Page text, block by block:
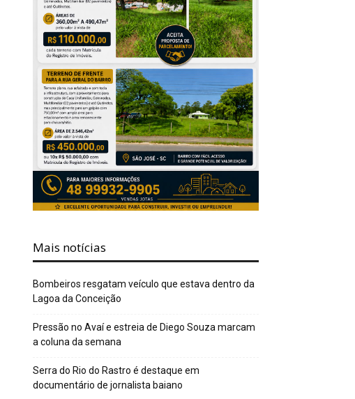
Mais notícias
Bombeiros resgatam veículo que estava dentro da
Lagoa da Conceição
Pressão no Avaí e estreia de Diego Souza marcam
a coluna da semana
Serra do Rio do Rastro é destaque em
documentário de jornalista baiano